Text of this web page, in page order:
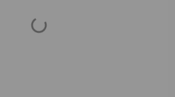
Loading...